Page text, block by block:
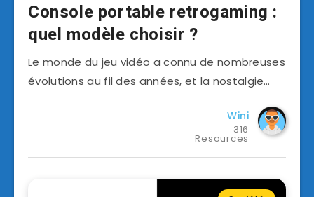
Console portable retrogaming :
quel modèle choisir ?
Le monde du jeu vidéo a connu de nombreuses
évolutions au fil des années, et la nostalgie…
Wini
316
Resources